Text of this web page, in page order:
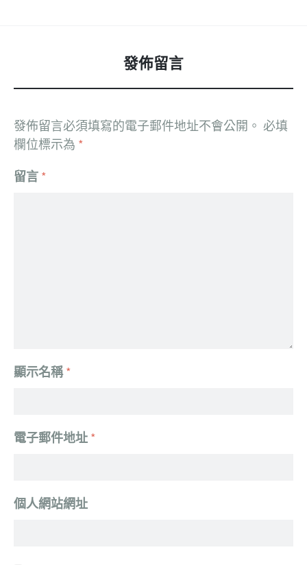
發佈留言
發佈留言必須填寫的電子郵件地址不會公開。 必填
欄位標示為 *
留言 *
顯示名稱*
電子郵件地址 *
個人網站網址